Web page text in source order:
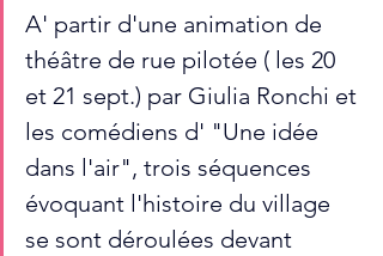
A' partir d'une animation de
théâtre de rue pilotée ( les 20
et 21 sept.) par Giulia Ronchi et
les comédiens d' "Une idée
dans l'air", trois séquences
évoquant l'histoire du village
se sont déroulées devant